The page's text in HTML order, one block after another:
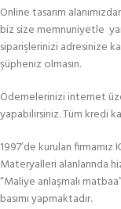
Online tasarım
biz size memnuniyetle
siparişlerinizi adresinize
şüpheniz olmasın.
Ödemelerinizi internet
yapabilirsiniz. Tüm kredi
1997’de kurulan
Materyalleri alanlarında
“Maliye anlaşmalı
basımı yapmaktadır.